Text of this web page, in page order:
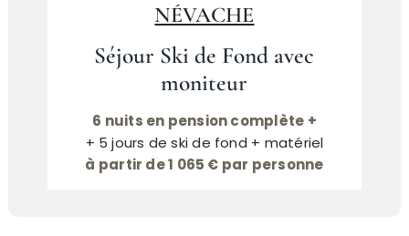
NÉVACHE
Séjour Ski de Fond avec
moniteur
6 nuits en pension complète +
+ 5 jours de ski de fond + matériel
à partir de 1 065 € par personne